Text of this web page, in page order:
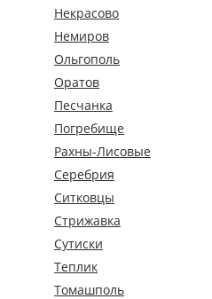
Некрасово
Немиров
Ольгополь
Оратов
Песчанка
Погребище
Рахны-Лисовые
Серебрия
Ситковцы
Стрижавка
Сутиски
Теплик
Томашполь